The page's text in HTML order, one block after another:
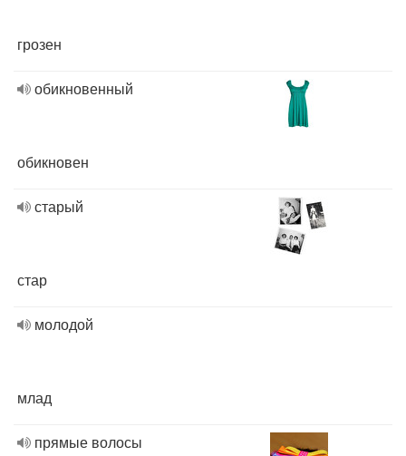
грозен
обикновенный
обикновен
старый
стар
молодой
млад
прямые волосы